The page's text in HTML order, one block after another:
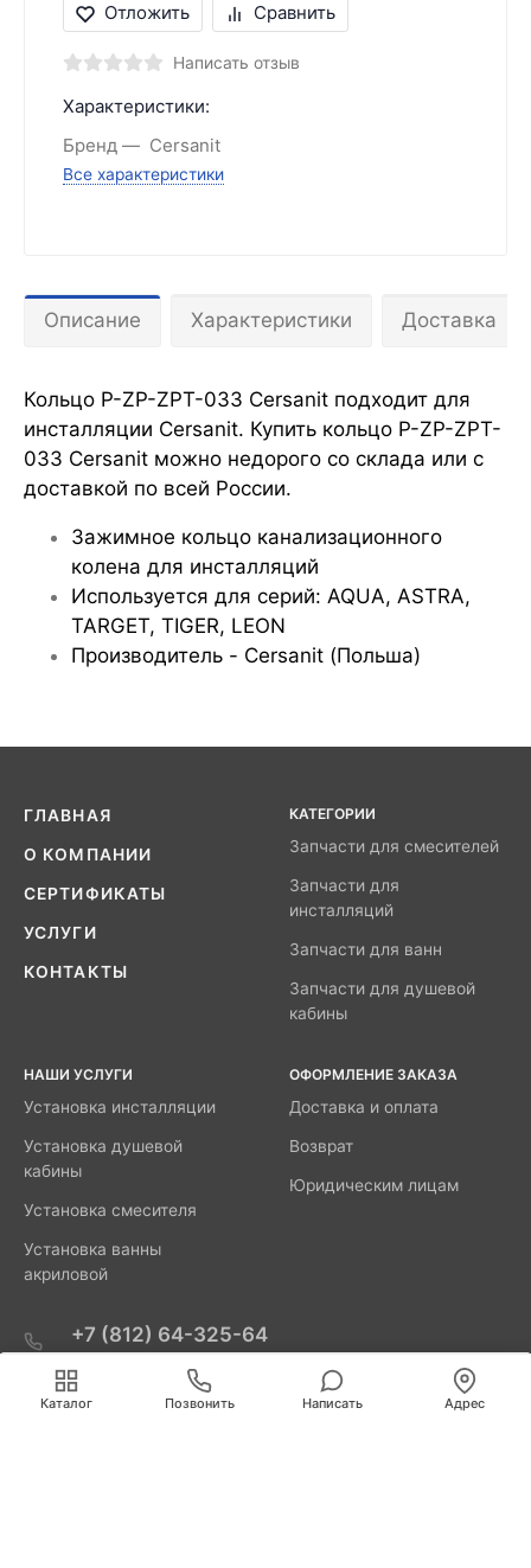
Отложить Сравнить
Написать отзыв
Характеристики:
Бренд
Cersanit
Все характеристики
Описание Характеристики Доставка
Кольцо P-ZP-ZPT-033 Cersanit подходит для
инсталляции Cersanit. Купить кольцо P-ZP-ZPT-
033 Cersanit можно недорого со склада или с
доставкой по всей России.
Зажимное кольцо канализационного
колена для инсталляций
Используется для серий: AQUA, ASTRA,
TARGET, TIGER, LEON
Производитель - Cersanit (Польша)
ГЛАВНАЯ
О КОМПАНИИ
СЕРТИФИКАТЫ
УСЛУГИ
КОНТАКТЫ
КАТЕГОРИИ
Запчасти для смесителей
Запчасти для
инсталляций
Запчасти для ванн
Запчасти для душевой
кабины
НАШИ УСЛУГИ
Установка инсталляции
Установка душевой
кабины
Установка смесителя
Установка ванны
акриловой
ОФОРМЛЕНИЕ ЗАКАЗА
Доставка и оплата
Возврат
Юридическим лицам
+7 (812) 64-325-64
г. Санкт-Петербург
Каталог Позвонить Написать Адрес
Мы используем cookies для быстрой и удобной
работы сайта. Продолжая пользоваться сайтом, вы
принимаете условияобработки персональных данных.